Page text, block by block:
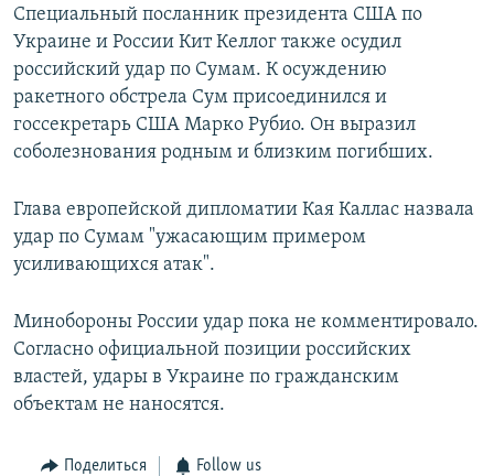
Специальный посланник президента США по
Украине и России Кит Келлог также осудил
российский удар по Сумам. К осуждению
ракетного обстрела Сум присоединился и
госсекретарь США Марко Рубио. Он выразил
соболезнования родным и близким погибших.
Глава европейской дипломатии Кая Каллас назвала
удар по Cумам "ужасающим примером
усиливающихся атак".
Минобороны России удар пока не комментировало.
Согласно официальной позиции российских
властей, удары в Украине по гражданским
объектам не наносятся.
Поделиться Follow us